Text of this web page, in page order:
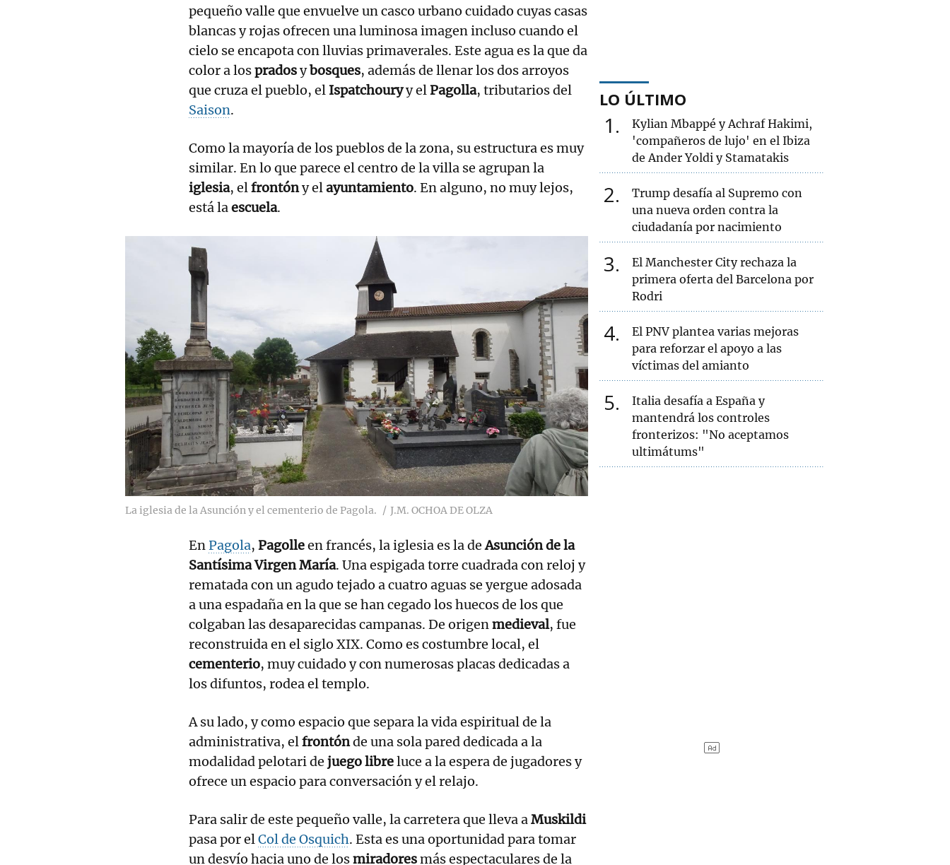
pequeño valle que envuelve un casco urbano cuidado cuyas casas
blancas y rojas ofrecen una luminosa imagen incluso cuando el
cielo se encapota con lluvias primaverales. Este agua es la que da
color a lospradosybosques, además de llenar los dos arroyos
que cruza el pueblo, el Ispatchouryy elPagolla, tributarios del
Saison.
Como la mayoría de los pueblos de la zona, su estructura es muy
similar. En lo que parece el centro de la villa se agrupan la
iglesia, elfrontóny elayuntamiento. En alguno, no muy lejos,
está laescuela.
La iglesia de la Asunción y el cementerio de Pagola. J.M. OCHOA DE OLZA
EnPagola, Pagolleen francés, la iglesia es la deAsunción de la
Santísima Virgen María. Una espigada torre cuadrada con reloj y
rematada con un agudo tejado a cuatro aguas se yergue adosada
a una espadaña en la que se han cegado los huecos de los que
colgaban las desaparecidas campanas. De origenmedieval, fue
reconstruida en el siglo XIX. Como es costumbre local, el
cementerio, muy cuidado y con numerosas placas dedicadas a
los difuntos, rodea el templo.
A su lado, y como espacio que separa la vida espiritual de la
administrativa, elfrontónde una sola pared dedicada a la
modalidad pelotari de juego libreluce a la espera de jugadores y
ofrece un espacio para conversación y el relajo.
Para salir de este pequeño valle, la carretera que lleva aMuskildi
pasa por elCol de Osquich. Esta es una oportunidad para tomar
un desvío hacia uno de losmiradoresmás espectaculares de la
LO ÚLTIMO
1
Kylian Mbappé y Achraf Hakimi,
'compañeros de lujo' en el Ibiza
de Ander Yoldi y Stamatakis
2
Trump desafía al Supremo con
una nueva orden contra la
ciudadanía por nacimiento
3
El Manchester City rechaza la
primera oferta del Barcelona por
Rodri
4
El PNV plantea varias mejoras
para reforzar el apoyo a las
víctimas del amianto
5
Italia desafía a España y
mantendrá los controles
fronterizos: "No aceptamos
ultimátums"